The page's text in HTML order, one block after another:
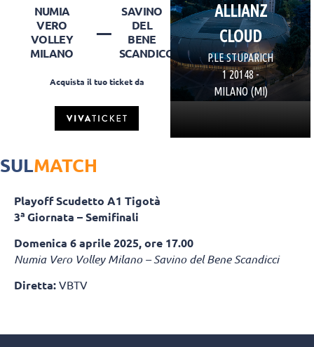
SULMATCH
Playoff Scudetto A1 Tigotà
3a Giornata – Semifinali
Domenica 6 aprile 2025, ore 17.00
Numia Vero Volley Milano – Savino del Bene Scandicci
Diretta: VBTV
NUMIA
VERO
VOLLEY
MILANO
–
SAVINO
DEL
BENE
SCANDICCI
Acquista il tuo ticket da
ALLIANZ
CLOUD
P.LE STUPARICH
1 20148 -
MILANO (MI)